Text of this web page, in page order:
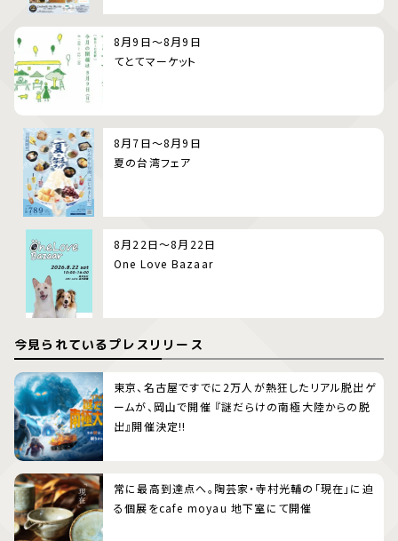
8月9日～8月9日
てとてマーケット
8月7日～8月9日
夏の台湾フェア
8月22日～8月22日
One Love Bazaar
今見られているプレスリリース
東京、名古屋ですでに2万人が熱狂したリアル脱出ゲ
ームが、岡山で開催 『謎だらけの南極大陸からの脱
出』開催決定!!
常に最高到達点へ。陶芸家・寺村光輔の「現在」に迫
る個展をcafe moyau 地下室にて開催